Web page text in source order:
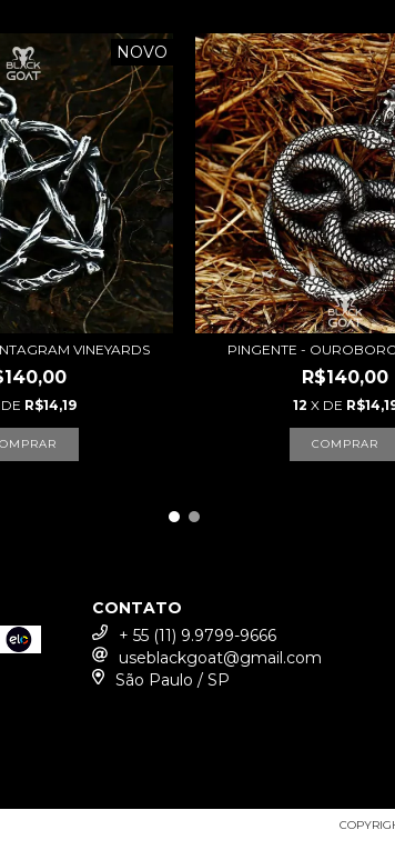
NOVO
VINEYARDS
R$14,19
PINGENTE -
R$140,00
12 X DE
COMPRAR
CONTATO
+ 55 (11) 9.9799-9666
useblackgoat@gmail.com
São Paulo / SP